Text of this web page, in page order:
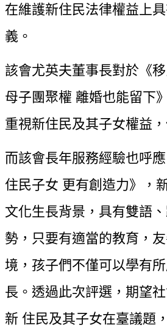
在維護新住民法律權益上
義。
該會尤英夫董事長對於《
母子團聚權 離婚也能留下
重視新住民及其子女權益
而該會長年服務經驗也呼
住民子女 更有創造力》，
文化生長背景，具有雙語
勢，只要有適當的教育，
境，孩子們不僅可以學有
長。透過此次評選，期望
新 住民及其子女在臺議題